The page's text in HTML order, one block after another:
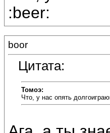
:beer:
boor
Цитата:
Томоэ:
Что, у нас опять